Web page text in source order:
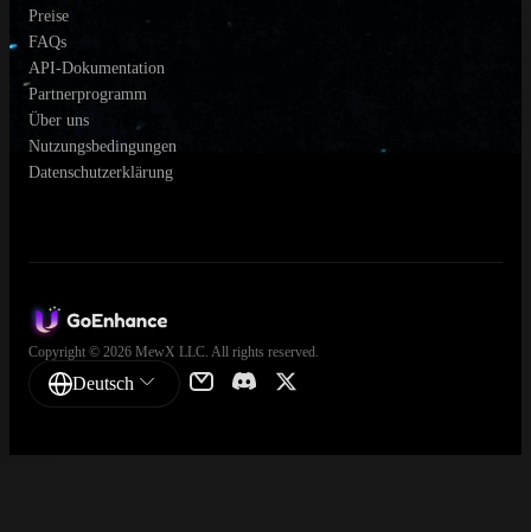
Preise
FAQs
API-Dokumentation
Partnerprogramm
Über uns
Nutzungsbedingungen
Datenschutzerklärung
Copyright © 2026 MewX LLC. All rights reserved.
Deutsch